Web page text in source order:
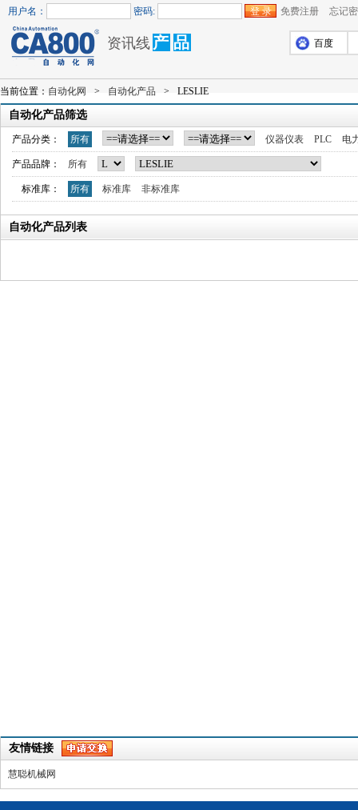
用户名： 密码: 免费注册 忘记
资讯线 产 品 百度
当前位置： 自动化网 > 自动化产品 > LESLIE
自动化产品筛选
产品分类： 所有 仪器仪表 PLC 电
产品品牌： 所有
标准库： 所有 标准库 非标准库
自动化产品列表
友情链接
慧聪机械网